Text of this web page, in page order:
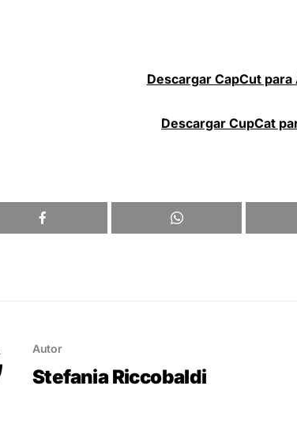
Descargar CapCut para
Descargar CupCat
Autor
Stefania Riccobaldi